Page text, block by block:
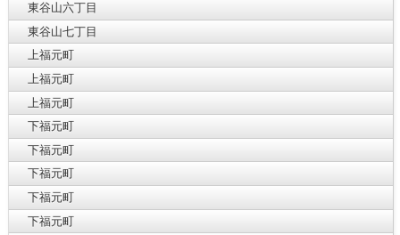
東谷山六丁目
東谷山七丁目
上福元町
上福元町
上福元町
下福元町
下福元町
下福元町
下福元町
下福元町